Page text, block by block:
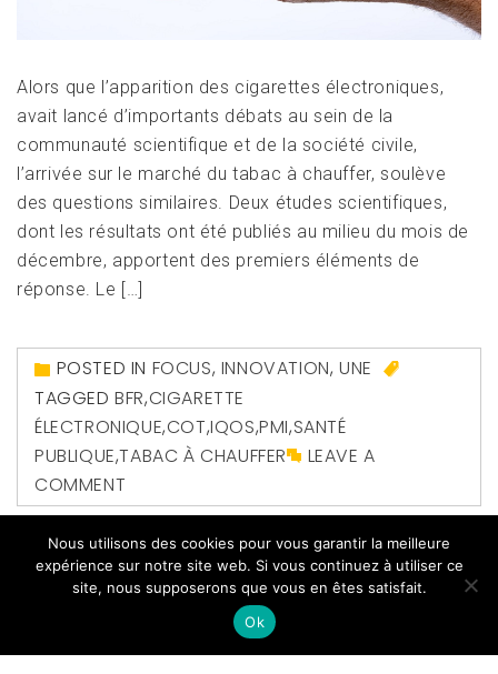
Alors que l’apparition des cigarettes électroniques,
avait lancé d’importants débats au sein de la
communauté scientifique et de la société civile,
l’arrivée sur le marché du tabac à chauffer, soulève
des questions similaires. Deux études scientifiques,
dont les résultats ont été publiés au milieu du mois de
décembre, apportent des premiers éléments de
réponse. Le […]
POSTED IN FOCUS, INNOVATION,UNE
TAGGEDBFR,CIGARETTE
ÉLECTRONIQUE,COT,IQOS,PMI,SANTÉ
PUBLIQUE,TABAC À CHAUFFER
LEAVE A
COMMENT
Nous utilisons des cookies pour vous garantir la meilleure
expérience sur notre site web. Si vous continuez à utiliser ce
site, nous supposerons que vous en êtes satisfait.
Ok